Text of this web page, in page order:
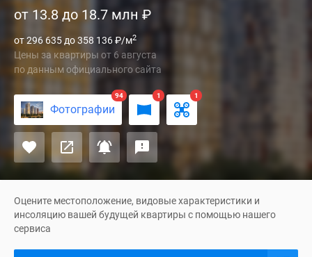
«Тетрис»
в
подмосковном
городе
Красногорск.
Проект
состоит
из
9
разновысотных
монолитно-
кирпичных
новостроек
комфорт-
от 13.8 до 18.7 млн ₽
от 296 635 до 358 136₽/м2
Цены за квартиры от 6 августа
по данным официального сайта
Фотографии
94 1 1
Оцените местоположение, видовые характеристики и
инсоляцию вашей будущей квартиры с помощью нашего
сервиса